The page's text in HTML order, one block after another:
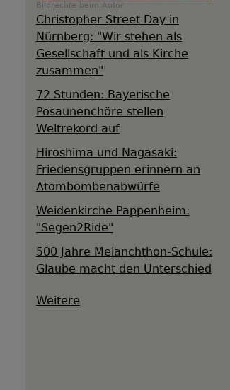
Bildrechte beim Autor
Christopher Street Day in
Nürnberg: "Wir stehen als
Gesellschaft und als Kirche
zusammen"
72 Stunden: Bayerische
Posaunenchöre stellen
Weltrekord auf
Hiroshima und Nagasaki:
Friedensgruppen erinnern an
Atombombenabwürfe
Weidenkirche Pappenheim:
"Segen2Ride"
500 Jahre Melanchthon-Schule:
Glaube macht den Unterschied
Weitere